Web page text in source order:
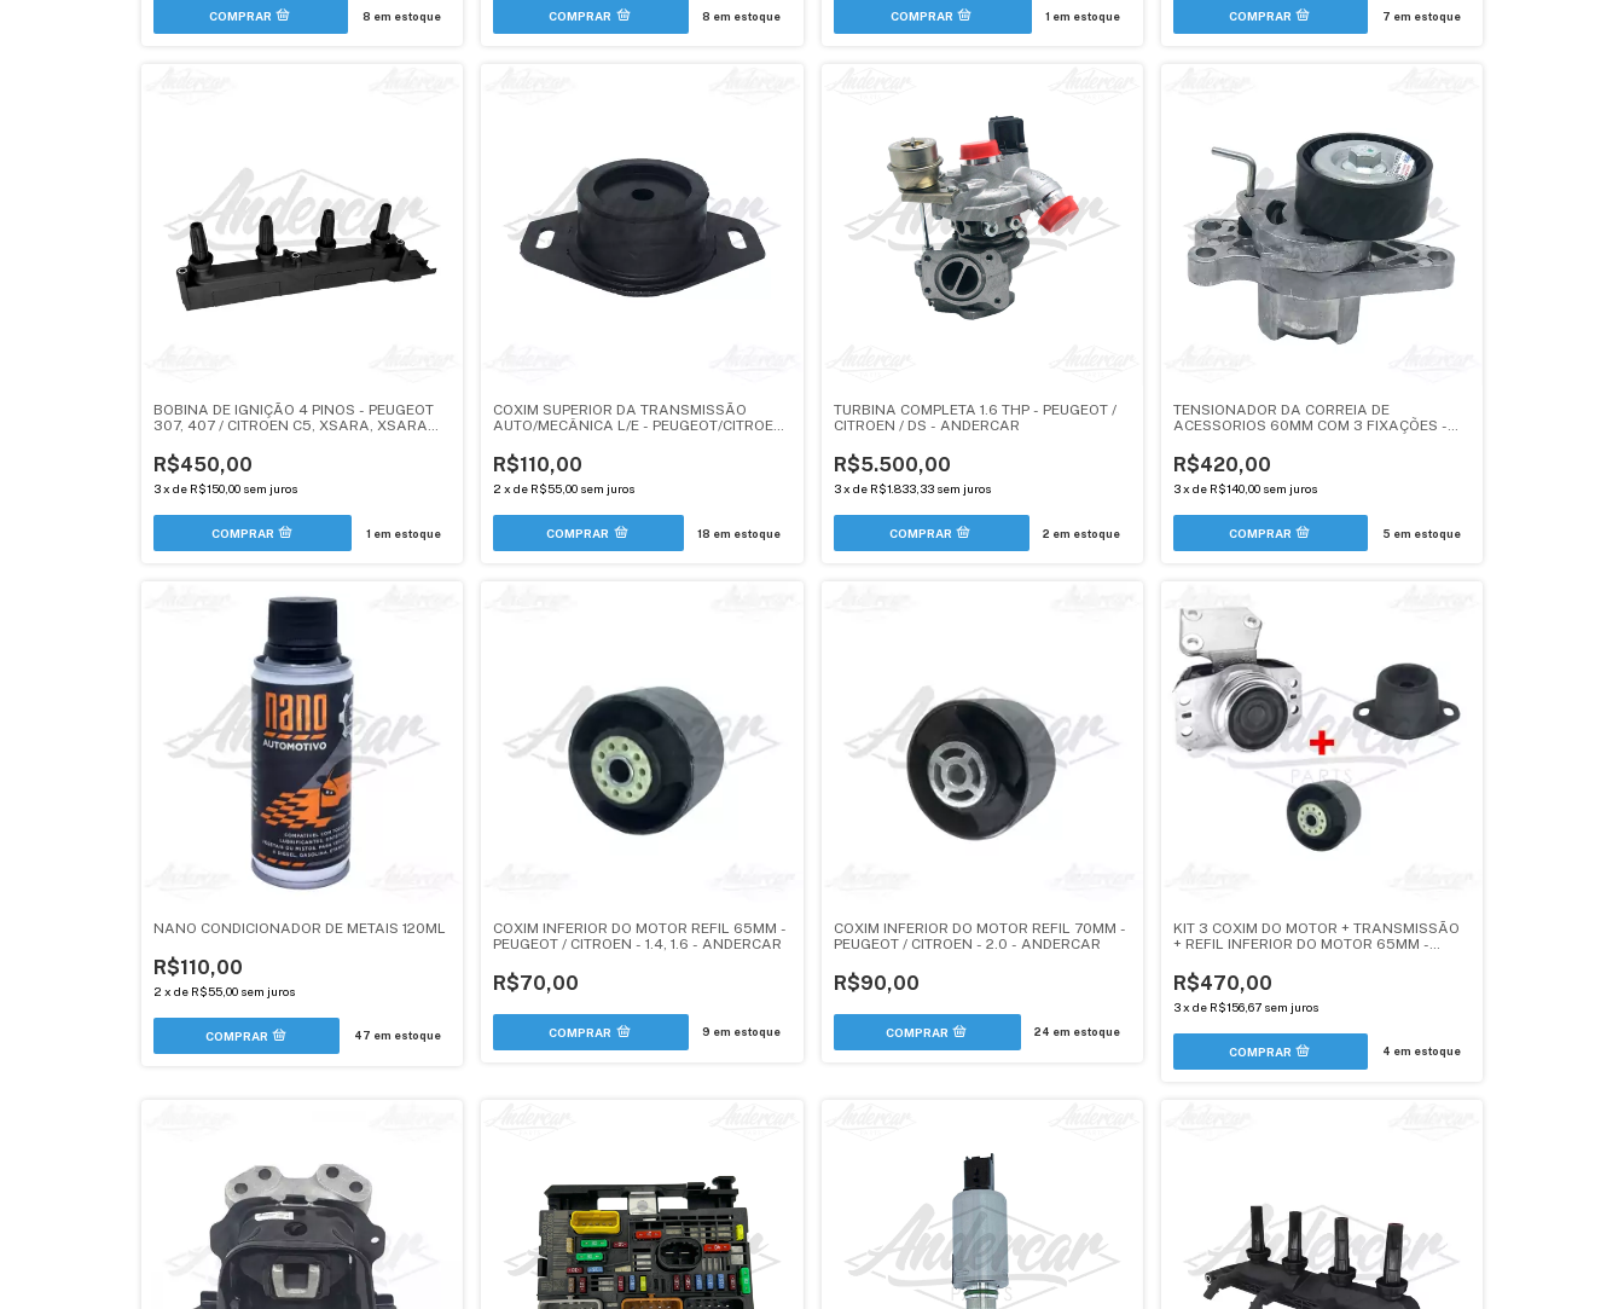
8 em estoque 8 em estoque 1 em estoque 7 em estoque
BOBINA DE IGNIÇÃO 4 PINOS - PEUGEOT
307, 407 / CITROEN C5, XSARA, XSARA
ANDERCAR
R$450,00
3x de R$150,00 sem juros
1 em estoque
COXIM SUPERIOR DA TRANSMISSÃO
AUTO/MECÂNICA L/E - PEUGEOT/CITROEN
R$110,00
2 xde R$55,00 sem juros
18 em estoque
TURBINA COMPLETA 1.6 THP - PEUGEOT /
CITROEN / DS - ANDERCAR
R$5.500,00
3 x de R$1.833,33 sem juros
2 em estoque
TENSIONADOR DA CORREIA DE
ACESSORIOS 60MM COM 3 FIXAÇÕES -
R$420,00
3x de R$140,00 sem juros
5 em estoque
NANO CONDICIONADOR DE METAIS 120ML
R$110,00
2 x de R$55,00 sem juros
47 em estoque
COXIM INFERIOR DO MOTOR REFIL 65MM -
PEUGEOT / CITROEN - 1.4, 1.6 - ANDERCAR
R$70,00
9 em estoque
COXIM INFERIOR DO MOTOR REFIL 70MM -
PEUGEOT / CITROEN - 2.0 - ANDERCAR
R$90,00
24 em estoque
KIT 3 COXIM DO MOTOR + TRANSMISSÃO
+ REFIL INFERIOR DO MOTOR 65MM -
EC5 - ANDERCAR
R$470,00
3x de R$156,67 sem juros
4 em estoque